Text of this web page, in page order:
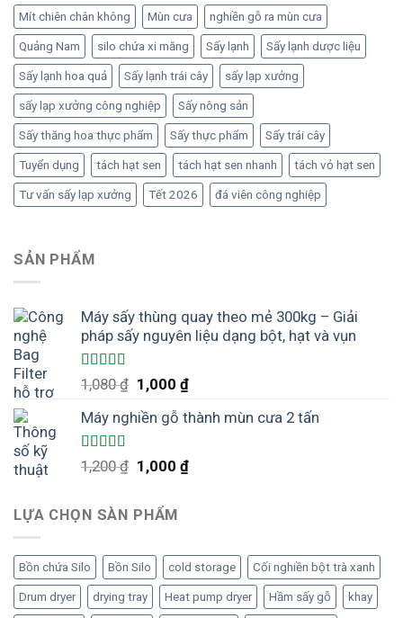
Mít chiên chân không Mùn cưa nghiền gỗ ra mùn cưa
Quảng Nam silo chứa xi măng Sấy lạnh Sấy lạnh dược liệu
Sấy lạnh hoa quả Sấy lạnh trái cây sấy lạp xưởng
sấy lạp xưởng công nghiệp Sấy nông sản
Sấy thăng hoa thực phẩm Sấy thực phẩm Sấy trái cây
Tuyển dụng tách hạt sen tách hạt sen nhanh tách vỏ hạt sen
Tư vấn sấy lạp xưởng Tết 2026 đá viên công nghiệp
SẢN PHẨM
Máy sấy thùng quay theo mẻ 300kg – Giải
pháp sấy nguyên liệu dạng bột, hạt và vụn
Được xếp
hạng
5.00
5
sao
1,080₫ Giá
là:
1,000₫Giá
tại
1,000 ₫.
Máy nghiền gỗ thành mùn cưa 2 tấn
Được xếp
hạng
5.00
5
1,200₫ Giá
là:
1,200 ₫.
1,000₫Giá
LỰA CHỌN SÀN PHẨM
Bồn chứa Silo Bồn Silo cold storage Cối nghiền bột trà xanh
Drum dryer drying tray Heat pump dryer Hầm sấy gỗ khay